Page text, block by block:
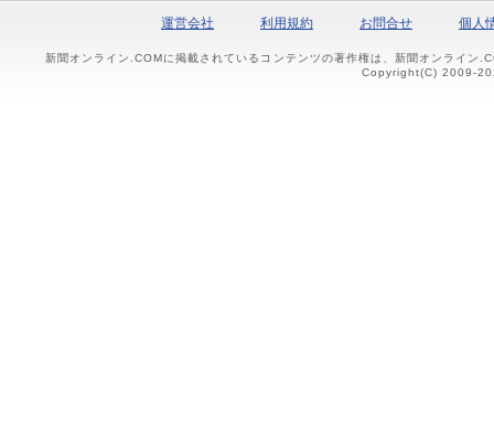
運営会社 利用規約 お問合せ 個人
新聞オンライン.COMに掲載されているコンテンツの著作権は、新聞オンライン
Copyright(C) 2009-